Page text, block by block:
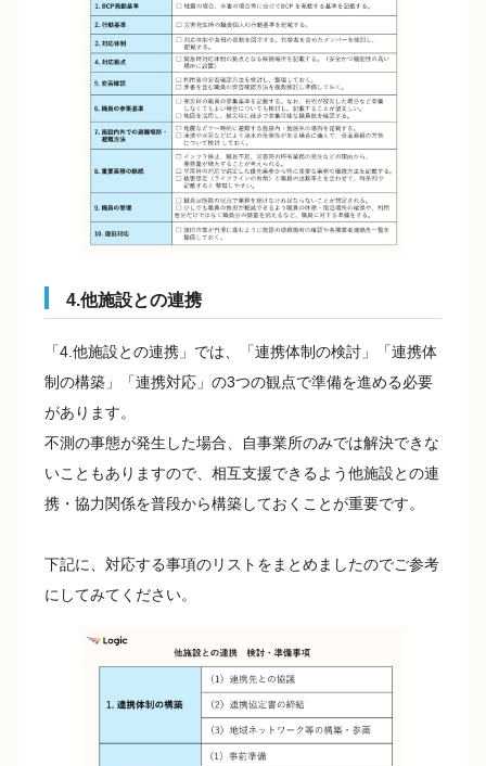
4.他施設との連携
「4.他施設との連携」では、「連携体制の検討」「連携体
制の構築」「連携対応」の3つの観点で準備を進める必要
があります。
不測の事態が発生した場合、自事業所のみでは解決できな
いこともありますので、相互支援できるよう他施設との連
携・協力関係を普段から構築しておくことが重要です。
下記に、対応する事項のリストをまとめましたのでご参考
にしてみてください。